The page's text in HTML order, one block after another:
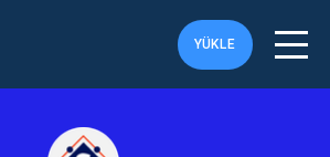
YÜKLE